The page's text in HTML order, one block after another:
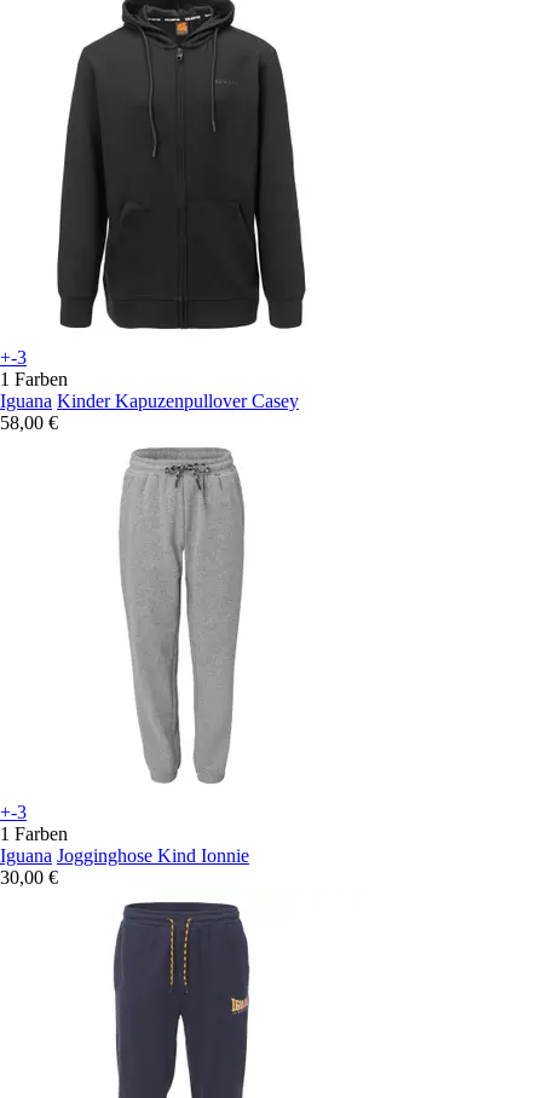
+-3
1 Farben
Iguana Kinder Kapuzenpullover Casey
58,00 €
+-3
1 Farben
Iguana Jogginghose Kind Ionnie
30,00 €